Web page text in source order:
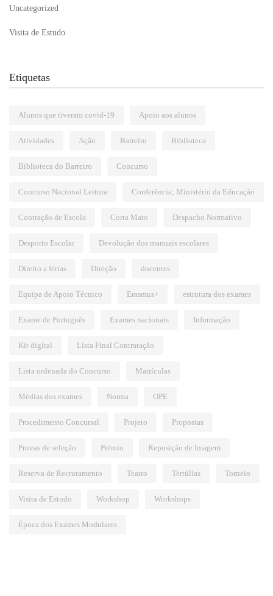
Uncategorized
Visita de Estudo
Etiquetas
Alunos que tiveram covid-19 Apoio aos alunos
Atividades Ação Barreiro Biblioteca
Biblioteca do Barreiro Concurso
Concurso Nacional Leitura Conferência; Ministério da Educação
Contração de Escola Corta Mato Despacho Normativo
Desporto Escolar Devolução dos manuais escolares
Direito a férias Direção docentes
Equipa de Apoio Técnico Erasmus+ estrutura dos exames
Exame de Português Exames nacionais Informação
Kit digital Lista Final Contratação
Lista ordenada do Concurso Matrículas
Médias dos exames Norma OPE
Procedimento Concursal Projeto Propostas
Provas de seleção Prémio Reposição de Imagem
Reserva de Recrutamento Teatro Tertúlias Torneio
Visita de Estudo Workshop Workshops
Época dos Exames Modulares